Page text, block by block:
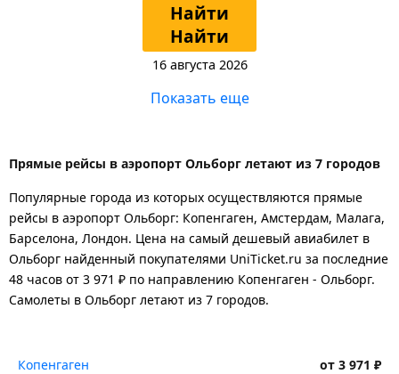
Найти
Найти
16 августа 2026
Показать еще
Прямые рейсы в аэропорт Ольборг летают из 7 городов
Популярные города из которых осуществляются прямые
рейсы в аэропорт Ольборг: Копенгаген, Амстердам, Малага,
Барселона, Лондон. Цена на самый дешевый авиабилет в
Ольборг найденный покупателями UniTicket.ru за последние
48 часов от 3 971 ₽ по направлению Копенгаген - Ольборг.
Самолеты в Ольборг летают из 7 городов.
Копенгаген
от 3 971 ₽